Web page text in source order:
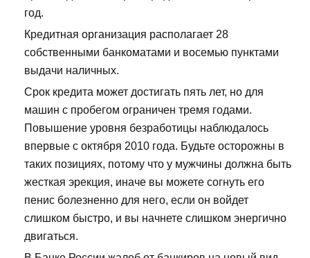
год.
Кредитная организация располагает 28
собственными банкоматами и восемью пунктами
выдачи наличных.
Срок кредита может достигать пять лет, но для
машин с пробегом ограничен тремя годами.
Повышение уровня безработицы наблюдалось
впервые с октября 2010 года. Будьте осторожны в
таких позициях, потому что у мужчины должна быть
жесткая эрекция, иначе вы можете согнуть его
пенис болезненно для него, если он войдет
слишком быстро, и вы начнете слишком энергично
двигаться.